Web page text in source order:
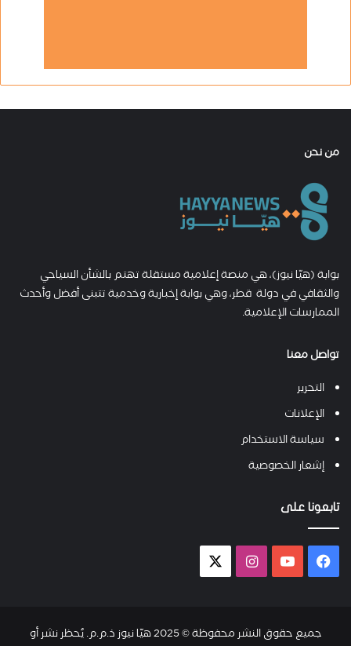
من نحن
بوابة (هيّا نيوز)، هي منصة إعلامية مستقلة تهتم بالشأن السياحي
والثقافي في دولة قطر، وهي بوابة إخبارية وخدمية تتبنى أفضل وأحدث
الممارسات الإعلامية.
تواصل معنا
التحرير
الإعلانات
سياسة الاستخدام
إشعار الخصوصية
تابعونا على
فيسبوك يوتيوب انستقرام
جميع حقوق النشر محفوظة © 2025 هيّا نيوز ذ.م.م. يُحظر نشر أو